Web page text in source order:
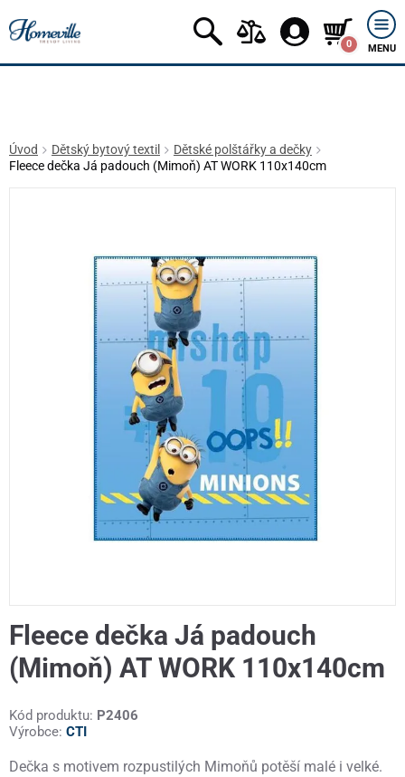
0 MENU
Úvod Dětský bytový textil
Dětské polštářky a dečky
Fleece dečka Já padouch (Mimoň) AT WORK 110x140cm
Fleece dečka Já padouch
(Mimoň) AT WORK 110x140cm
Kód produktu: P2406
Výrobce: CTI
Dečka s motivem rozpustilých Mimoňů potěší malé i velké.